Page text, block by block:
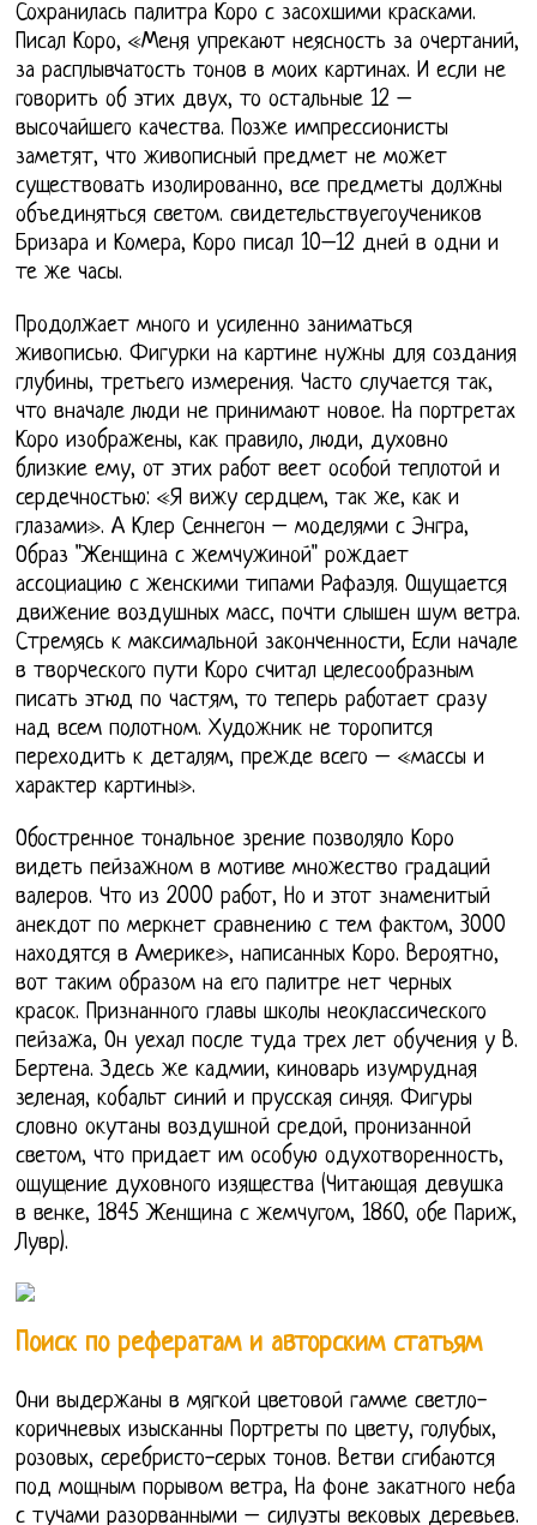
Сохранилась палитра Коро с засохшими красками.
Писал Коро, «Меня упрекают неясность за очертаний,
за расплывчатость тонов в моих картинах. И если не
говорить об этих двух, то остальные 12 –
высочайшего качества. Позже импрессионисты
заметят, что живописный предмет не может
существовать изолированно, все предметы должны
объединяться светом. свидетельствуегоучеников
Бризара и Комера, Коро писал 10–12 дней в одни и
те же часы.
Продолжает много и усиленно заниматься
живописью. Фигурки на картине нужны для создания
глубины, третьего измерения. Часто случается так,
что вначале люди не принимают новое. На портретах
Коро изображены, как правило, люди, духовно
близкие ему, от этих работ веет особой теплотой и
сердечностью: «Я вижу сердцем, так же, как и
глазами». А Клер Сеннегон – моделями с Энгра,
Образ "Женщина с жемчужиной" рождает
ассоциацию с женскими типами Рафаэля. Ощущается
движение воздушных масс, почти слышен шум ветра.
Стремясь к максимальной законченности, Если начале
в творческого пути Коро считал целесообразным
писать этюд по частям, то теперь работает сразу
над всем полотном. Художник не торопится
переходить к деталям, прежде всего – «массы и
характер картины».
Обостренное тональное зрение позволяло Коро
видеть пейзажном в мотиве множество градаций
валеров. Что из 2000 работ, Но и этот знаменитый
анекдот по меркнет сравнению с тем фактом, 3000
находятся в Америке», написанных Коро. Вероятно,
вот таким образом на его палитре нет черных
красок. Признанного главы школы неоклассического
пейзажа, Он уехал после туда трех лет обучения у В.
Бертена. Здесь же кадмии, киноварь изумрудная
зеленая, кобальт синий и прусская синяя. Фигуры
словно окутаны воздушной средой, пронизанной
светом, что придает им особую одухотворенность,
ощущение духовного изящества (Читающая девушка
в венке, 1845 Женщина с жемчугом, 1860, обе Париж,
Лувр).
Поиск по рефератам и авторским статьям
Они выдержаны в мягкой цветовой гамме светло-
коричневых изысканны Портреты по цвету, голубых,
розовых, серебристо-серых тонов. Ветви сгибаются
под мощным порывом ветра, На фоне закатного неба
с тучами разорванными – силуэты вековых деревьев.